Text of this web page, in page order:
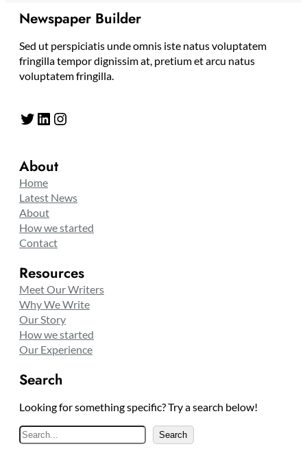
Newspaper Builder
Sed ut perspiciatis unde omnis iste natus voluptatem
fringilla tempor dignissim at, pretium et arcu natus
voluptatem fringilla.
Twitter LinkedIn Instagram
About
Home
Latest News
About
How we started
Contact
Resources
Meet Our Writers
Why We Write
Our Story
How we started
Our Experience
Search
Looking for something specific? Try a search below!
e
Search